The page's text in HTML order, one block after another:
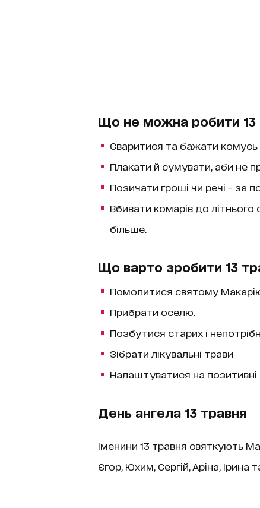
Що не можна робити 13
Сваритися та бажати комусь
Плакати й сумувати, аби не
Позичати гроші чи речі – за
Вбивати комарів до
більше.
Що варто зробити 13
Помолитися святому
Прибрати оселю.
Позбутися старих і
Зібрати лікувальні трави
Налаштуватися на позитивні
День ангела 13 травня
Іменини 13 травня святкують
Єгор, Юхим, Сергій, Аріна, Ірина